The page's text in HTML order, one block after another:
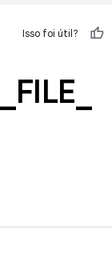
Isso foi útil?
FILE